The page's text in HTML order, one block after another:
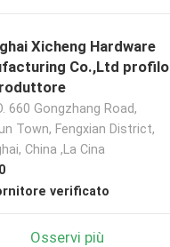
Xicheng Hardware
Co.,Ltd profilo
660 Gongzhang Road,
Town, Fengxian District,
China ,La Cina
verificato
Osservi più